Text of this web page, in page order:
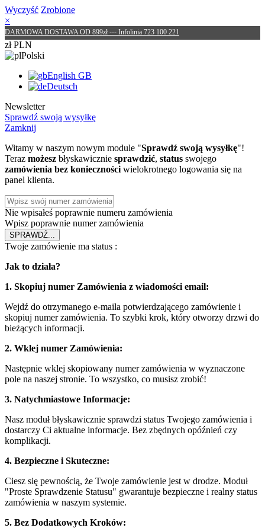
Wyczyść Zrobione
×
DARMOWA DOSTAWA OD 899zł --- Infolinia 723 100 221
zł PLN
Polski
English GB
Deutsch
Newsletter
Sprawdź swoją wysyłkę
Zamknij
Witamy w naszym nowym module "Sprawdź swoją wysyłkę"!
Teraz możesz błyskawicznie sprawdzić, status swojego
zamówienia bez konieczności wielokrotnego logowania się na
panel klienta.
Nie wpisałeś poprawnie numeru zamówienia
Wpisz poprawnie numer zamówienia
SPRAWDŹ...
Twoje zamówienie ma status :
Jak to działa?
1. Skopiuj numer Zamówienia z wiadomości email:
Wejdź do otrzymanego e-maila potwierdzającego zamówienie i
skopiuj numer zamówienia. To szybki krok, który otworzy drzwi do
bieżących informacji.
2. Wklej numer Zamówienia:
Następnie wklej skopiowany numer zamówienia w wyznaczone
pole na naszej stronie. To wszystko, co musisz zrobić!
3. Natychmiastowe Informacje:
Nasz moduł błyskawicznie sprawdzi status Twojego zamówienia i
dostarczy Ci aktualne informacje. Bez zbędnych opóźnień czy
komplikacji.
4. Bezpieczne i Skuteczne:
Ciesz się pewnością, że Twoje zamówienie jest w drodze. Moduł
"Proste Sprawdzenie Statusu" gwarantuje bezpieczne i realny status
zamówienia w naszym systemie.
5. Bez Dodatkowych Kroków: